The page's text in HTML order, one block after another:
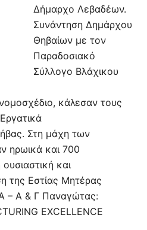
Δήμαρχο Λεβαδέων.
Συνάντηση Δημάρχου
Θηβαίων με τον
Παραδοσιακό
Σύλλογο Βλάχικου
κάλεσαν τους
Στη μάχη των
ηρωικά και 700
και
της Εστίας Μητέρας
– Α & Γ Παναγώτας:
EXCELLENCE